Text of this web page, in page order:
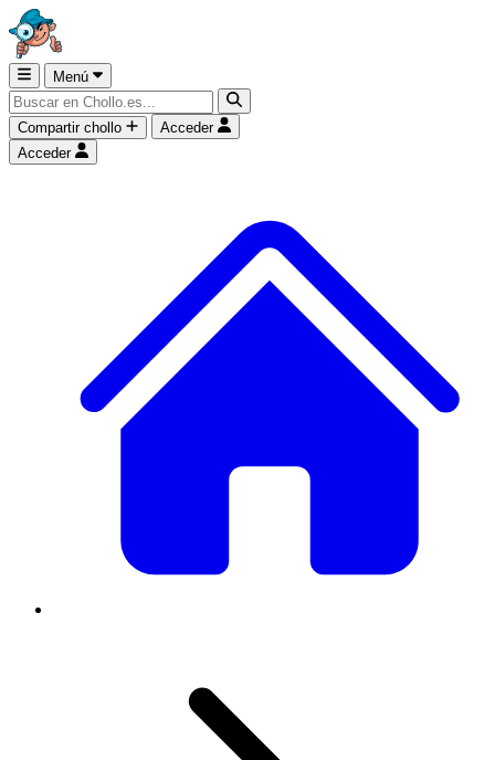
Menú
Compartir chollo
Acceder
Acceder